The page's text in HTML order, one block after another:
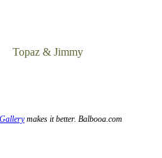
Topaz & Jimmy
makes it better. Balbooa.com